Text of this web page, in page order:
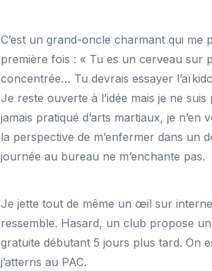
C’est un grand-oncle charmant qui me
première fois : « Tu es un cerveau sur
concentrée… Tu devrais essayer
Je reste ouverte à l’idée mais je ne suis
jamais pratiqué d’arts martiaux, je n’en
la perspective de m’enfermer dans un
journée au bureau ne m’enchante pas.
Je jette tout de même un œil sur
ressemble. Hasard, un club propose
gratuite débutant 5 jours plus tard. On
j’atterris au PAC.